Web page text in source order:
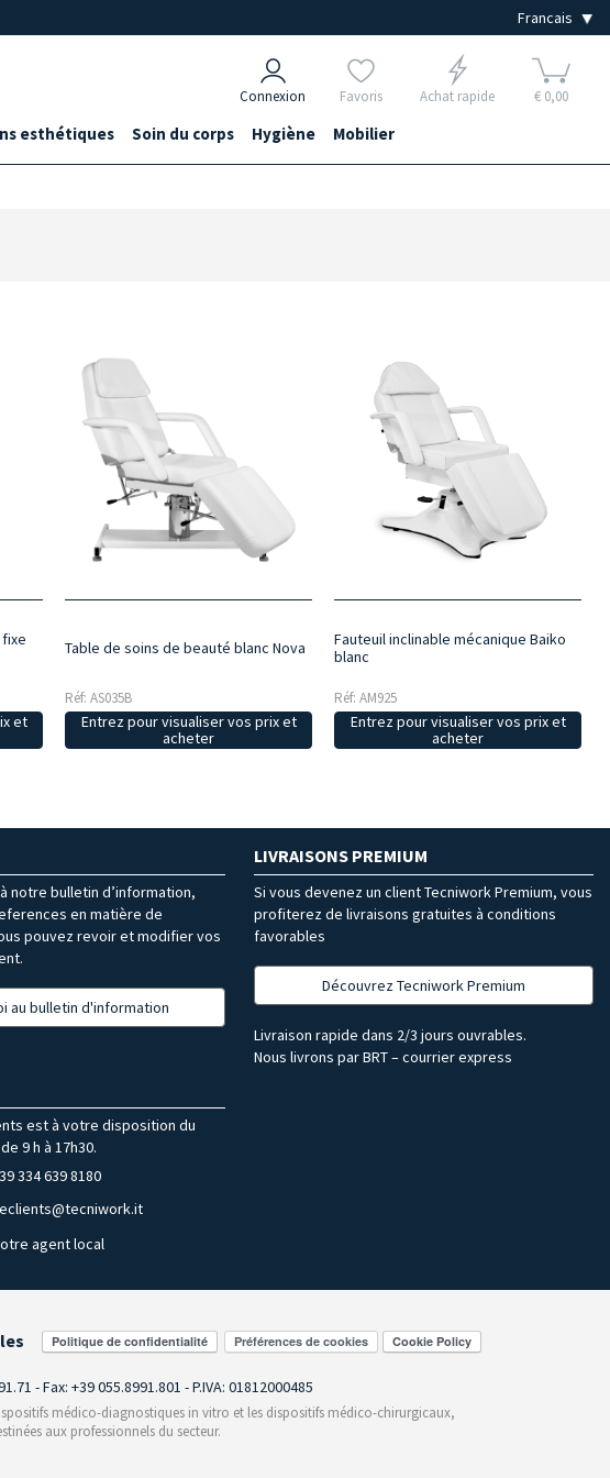
Connexion Favoris Achat rapide € 0,00
esthétiques Soin du corps Hygiène Mobilier
et
Table de soins de beauté blanc Nova
Réf: AS035B
Entrez pour visualiser vos prix et
acheter
Fauteuil inclinable mécanique Baiko
blanc
Réf: AM925
Entrez pour visualiser vos prix et
acheter
notre bulletin d’information,
en matière de
pouvez revoir et modifier vos
au bulletin d'information
LIVRAISONS PREMIUM
Si vous devenez un client Tecniwork Premium, vous
profiterez de livraisons gratuites à conditions
favorables
Découvrez Tecniwork Premium
Livraison rapide dans 2/3 jours ouvrables.
Nous livrons par BRT – courrier express
est à votre disposition du
9 h à 17h30.
334 639 8180
agent local
Préférences de cookies
- Fax: +39 055.8991.801 - P.IVA: 01812000485
médico-diagnostiques in vitro et les dispositifs médico-chirurgicaux,
aux professionnels du secteur.